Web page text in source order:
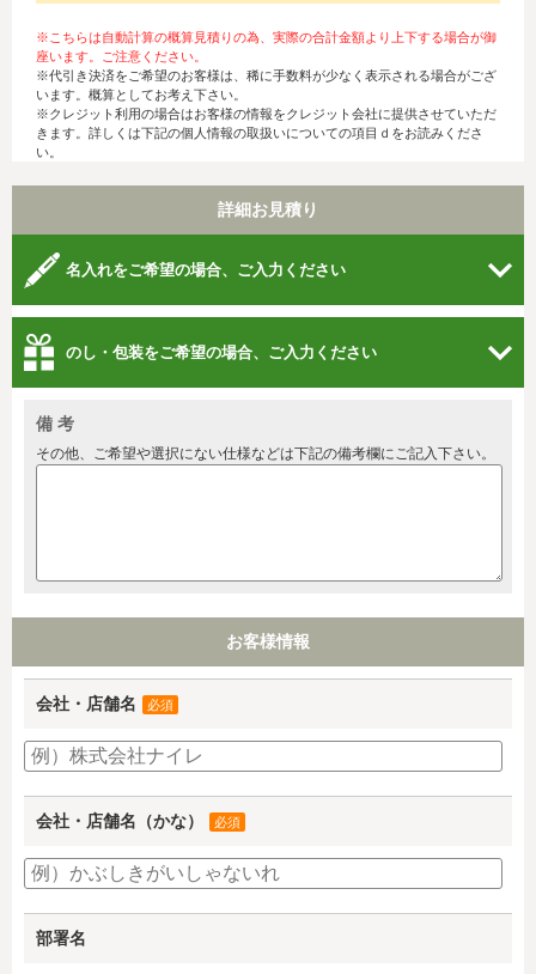
※こちらは自動計算の概算見積りの為、実際の合計金額より上下する場合が御
座います。ご注意ください。
※代引き決済をご希望のお客様は、稀に手数料が少なく表示される場合がござ
います。概算としてお考え下さい。
※クレジット利用の場合はお客様の情報をクレジット会社に提供させていただ
きます。詳しくは下記の個人情報の取扱いについての項目ｄをお読みくださ
い。
詳細お見積り
名入れをご希望の場合、ご入力ください
のし・包装をご希望の場合、ご入力ください
備 考
その他、ご希望や選択にない仕様などは下記の備考欄にご記入下さい。
お客様情報
会社・店舗名 必須
会社・店舗名（かな） 必須
部署名